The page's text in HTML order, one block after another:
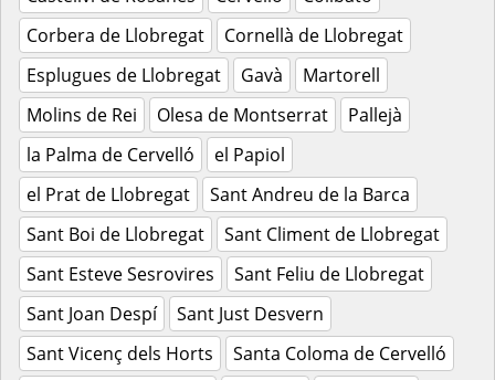
Corbera de Llobregat
Cornellà de Llobregat
Esplugues de Llobregat
Gavà
Martorell
Molins de Rei
Olesa de Montserrat
Pallejà
la Palma de Cervelló
el Papiol
el Prat de Llobregat
Sant Andreu de la Barca
Sant Boi de Llobregat
Sant Climent de Llobregat
Sant Esteve Sesrovires
Sant Feliu de Llobregat
Sant Joan Despí
Sant Just Desvern
Sant Vicenç dels Horts
Santa Coloma de Cervelló